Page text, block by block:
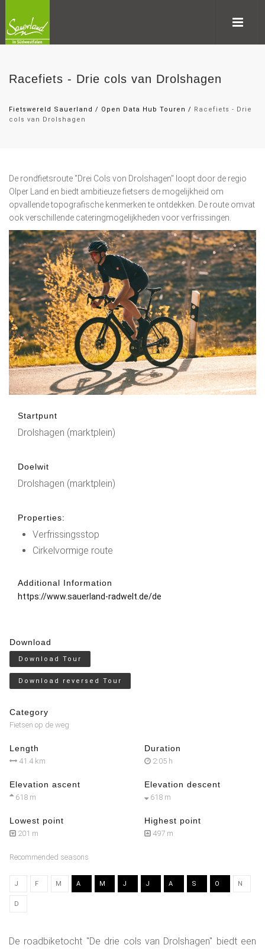
Racefiets - Drie cols van Drolshagen
Fietswereld Sauerland / Open Data Hub Touren / Racefiets - Drie
cols van Drolshagen
De rondfietsroute "Drei Cols von Drolshagen" loopt door de regio
Olper Land en biedt ambitieuze fietsers de mogelijkheid om
opvallende topografische kenmerken te ontdekken. De route omvat
ook verschillende cateringmogelijkheden voor verfrissingen.
Startpunt
Drolshagen (marktplein)
Doelwit
Drolshagen (marktplein)
Properties:
Verfrissingsstop
Cirkelvormige route
Additional Information
https://www.sauerland-radwelt.de/de
Download
Download Tour
Download reversed Tour
Category
Fietsen op de weg
Length
41.4 km
Duration
2:05 h
Elevation ascent
618 m
Elevation descent
618 m
Lowest point
201 m
Highest point
497 m
Recommended seasons
J F M A M J J A S O N
D
De roadbiketocht "De drie cols van Drolshagen" biedt een